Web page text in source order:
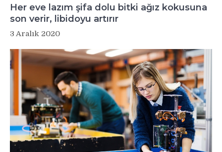
Her eve lazım şifa dolu bitki ağız kokusuna
son verir, libidoyu artırır
3 Aralık 2020